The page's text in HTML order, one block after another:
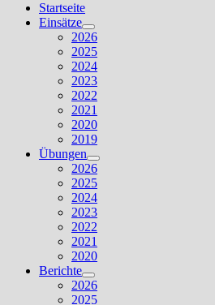
Startseite
Einsätze
Untermenü
anzeigen
2026
2025
2024
2023
2022
2021
2020
2019
Übungen
Untermenü
anzeigen
2026
2025
2024
2023
2022
2021
2020
Berichte
Untermenü
anzeigen
2026
2025